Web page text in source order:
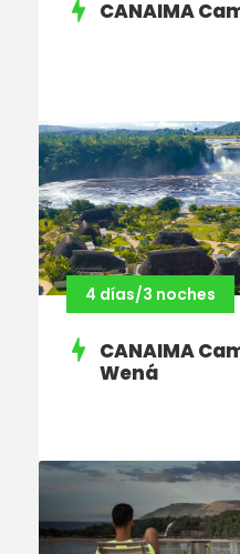
CANAIMA
4 días/3 noches
CANAIMA
Wená